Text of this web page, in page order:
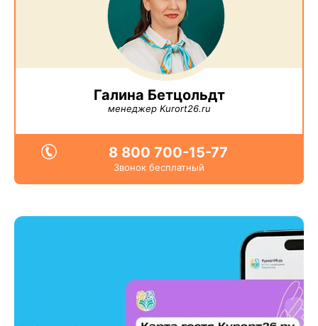
Галина Бетцольдт
менеджер Kurort26.ru
8 800 700-15-77
Звонок бесплатный